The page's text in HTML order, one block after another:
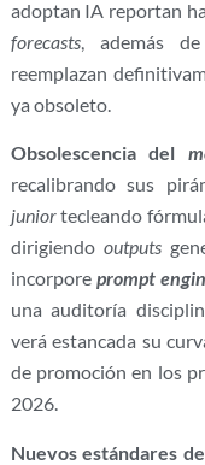
adoptan IA reportan
forecasts, además
reemplazan
ya obsoleto.
Obsolescencia del
recalibrando sus
juniortecleando
dirigiendo outputs
incorpore prompt
una auditoría
verá estancada su
de promoción en los
2026.
Nuevos estándares